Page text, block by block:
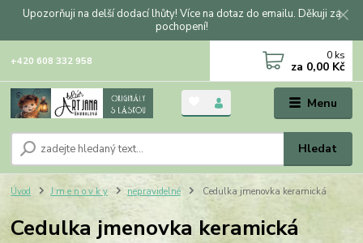
Upozorňuji na delší dodací lhůty! Více na dotaz do emailu. Děkuji za
pochopení!
Menu
Hledat
+420 608 332 958 0 ks
za 0,00 Kč
Úvod J m e n o v k y nepravidelné Cedulka jmenovka keramická
Cedulka jmenovka keramická